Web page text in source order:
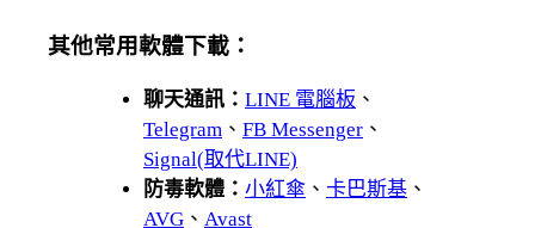
其他常用軟體下載：
聊天通訊： LINE 電腦板 、
Telegram 、 FB Messenger 、
Signal(取代LINE)
防毒軟體： 小紅傘 、 卡巴斯基 、
AVG 、 Avast